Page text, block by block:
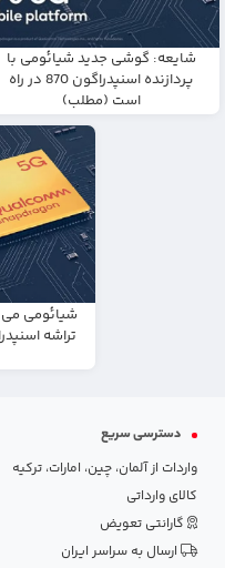
شایعه: گوشی جدید شیائومی با
پردازنده اسنپدراگون 870 در راه
است (مطلب)
دسترسی سریع
واردات از آلمان، چین، امارات، ترکیه
کالای وارداتی
گارانتی تعویض
ارسال به سراسر ایران